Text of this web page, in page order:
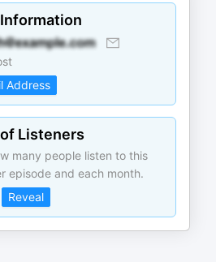
Address
Listeners
many people listen to this
episode and each month.
Reveal